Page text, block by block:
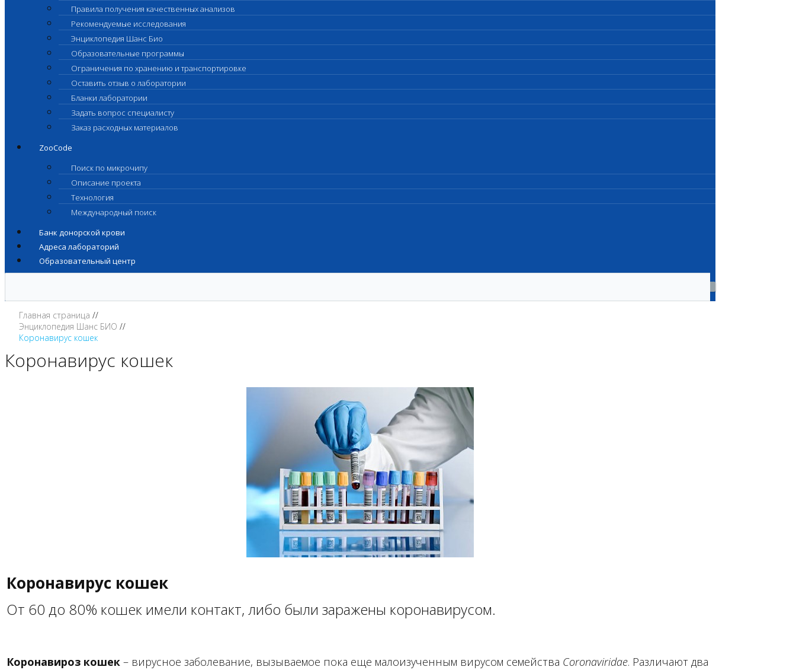
Правила получения качественных анализов
Рекомендуемые исследования
Энциклопедия Шанс Био
Образовательные программы
Ограничения по хранению и транспортировке
Оставить отзыв о лаборатории
Бланки лаборатории
Задать вопрос специалисту
Заказ расходных материалов
ZooCode
Поиск по микрочипу
Описание проекта
Технология
Международный поиск
Банк донорской крови
Адреса лабораторий
Образовательный центр
Главная страница
Энциклопедия Шанс БИО
Коронавирус кошек
Коронавирус кошек
Коронавирус кошек
От 60 до 80% кошек имели контакт, либо были заражены коронавирусом.
Коронавироз кошек – вирусное заболевание, вызываемое пока еще малоизученным вирусом семейства Coronaviridae. Различают два